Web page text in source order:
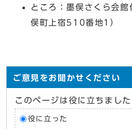
ところ：墨俣さくら会
俣町上宿510番地1）
ご意見をお聞かせください
このページは役に立ちました
役に立った